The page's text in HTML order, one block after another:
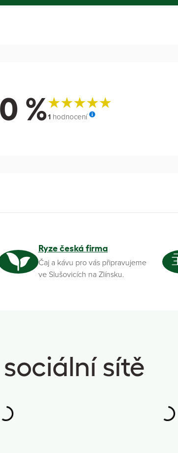
%1 hodnocení
Ryze česká firma
Čaj a kávu pro vás připravujeme
ve Slušovicích na Zlínsku.
sítě